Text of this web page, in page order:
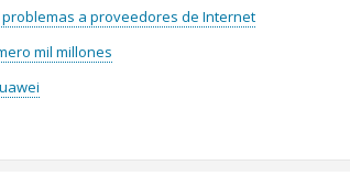
a proveedores de Internet
mil millones